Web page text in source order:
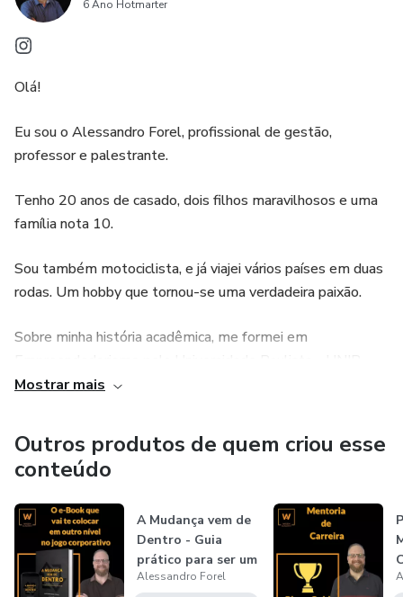
de Pessoas6 Ano Hotmarter
Olá!
Eu sou o Alessandro Forel, profissional de gestão,
professor e palestrante.
Tenho 20 anos de casado, dois filhos maravilhosos e uma
família nota 10.
Sou também motociclista, e já viajei vários países em duas
rodas. Um hobby que tornou-se uma verdadeira paixão.
Sobre minha história acadêmica, me formei em
aonde posteriormente fui convidado à ministrar aulas de
homenageado. Inesquecível.
Como meu foco é em GENTE, formei-me em
Programação em Neurolinguística, com ênfase no
ferramental para fortalecer as habilidades das pessoas.
Também fiz cursos de formação em negociação,
Mostrar mais
Outros produtos de quem criou esse
conteúdo
A Mudança vem de
Dentro - Guia
prático para ser um
dos GESTO...
Alessandro Forel